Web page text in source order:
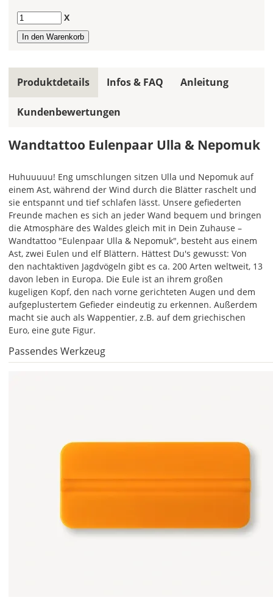
Wandtattoo
gespiegelt
werden?
Bild
das
Wandtattoo
gespiegelt
werden?
Bild
Lieferzeit
Versandkosten?
Anzahl X
Produktdetails
Wandtattoo Eulenpaar Ulla & Nepomuk
Passendes Werkzeug
Huhuuuuu! Eng umschlungen sitzen Ulla und Nepomuk auf
einem Ast, während der Wind durch die Blätter raschelt und
sie entspannt und tief schlafen lässt. Unsere gefiederten
Freunde machen es sich an jeder Wand bequem und bringen
die Atmosphäre des Waldes gleich mit in Dein Zuhause –
Wandtattoo "Eulenpaar Ulla & Nepomuk", besteht aus einem
Ast, zwei Eulen und elf Blättern. Hättest Du's gewusst: Von
den nachtaktiven Jagdvögeln gibt es ca. 200 Arten weltweit, 13
davon leben in Europa. Die Eule ist an ihrem großen
kugeligen Kopf, den nach vorne gerichteten Augen und dem
aufgeplustertem Gefieder eindeutig zu erkennen. Außerdem
macht sie auch als Wappentier, z.B. auf dem griechischen
Euro, eine gute Figur.
Infos & FAQ Anleitung
Kundenbewertungen